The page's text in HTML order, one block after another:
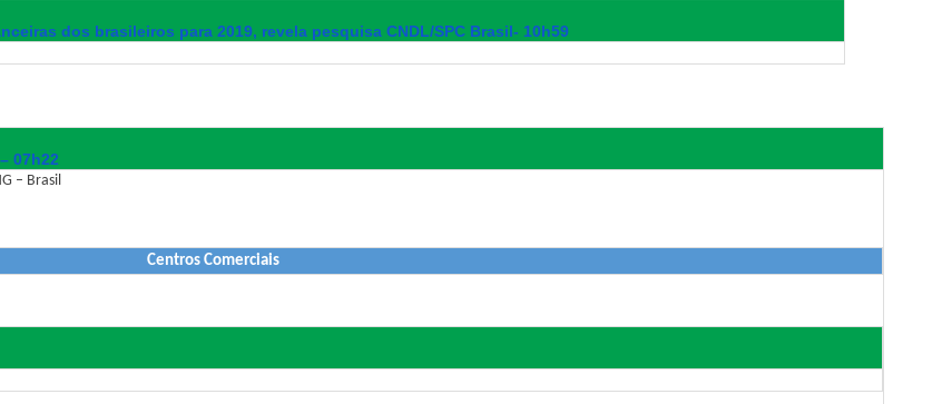
dos brasileiros para 2019, revela pesquisa CNDL/SPC Brasil- 10h59
07h22
– Brasil
Centros Comerciais